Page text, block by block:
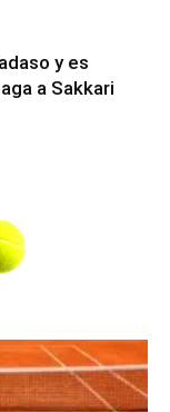
y es
a Sakkari